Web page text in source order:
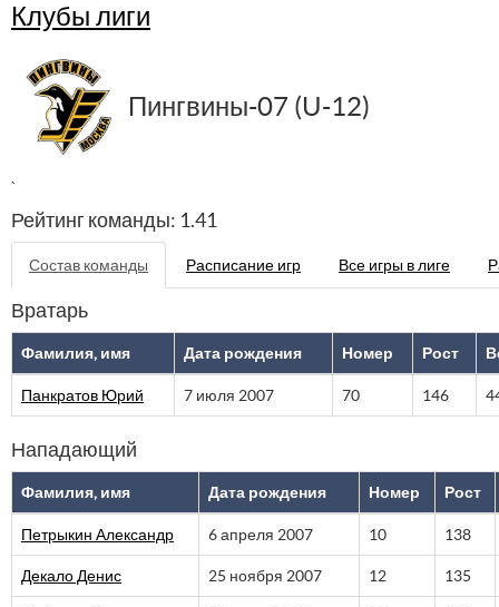
Клубы лиги
Пингвины-07 (U-12)
`
Рейтинг команды: 1.41
Состав команды Расписание игр Все игры в лиге
Вратарь
Фамилия, имя Дата рождения Номер Рост
Панкратов Юрий 7 июля 2007 70 146
Нападающий
Фамилия, имя Дата рождения Номер Рост
Петрыкин Александр 6 апреля 2007 10 138
Декало Денис 25 ноября 2007 12 135